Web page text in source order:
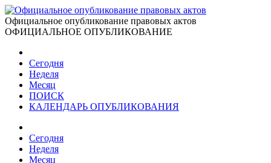
Официальное опубликование правовых актов
ОФИЦИАЛЬНОЕ ОПУБЛИКОВАНИЕ
Сегодня
Неделя
Месяц
ПОИСК
КАЛЕНДАРЬ ОПУБЛИКОВАНИЯ
Сегодня
Неделя
Месяц